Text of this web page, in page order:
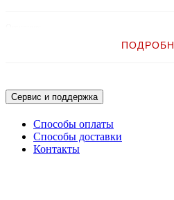
Защитный чехол с наплечным ремнем ,
Сервис и поддержка
Способы оплаты
Способы доставки
Контакты